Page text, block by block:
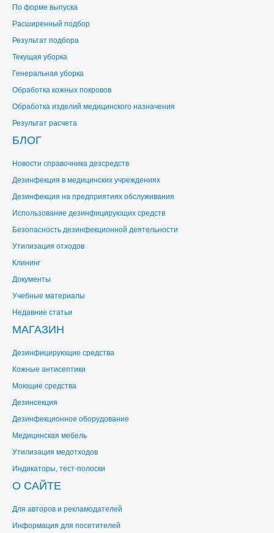
По форме выпуска
Расширенный подбор
Результат подбора
Текущая уборка
Генеральная уборка
Обработка кожных покровов
Обработка изделий медицинского назначения
Результат расчета
БЛОГ
Новости справочника дезсредств
Дезинфекция в медицинских учреждениях
Дезинфекция на предприятиях обслуживания
Использование дезинфицирующих средств
Безопасность дезинфекционной деятельности
Утилизация отходов
Клининг
Документы
Учебные материалы
Недавние статьи
МАГАЗИН
Дезинфицирующие средства
Кожные антисептики
Моющие средства
Дезинсекция
Дезинфекционное оборудование
Медицинская мебель
Утилизация медотходов
Индикаторы, тест-полоски
О САЙТЕ
Для авторов и рекламодателей
Информация для посетителей